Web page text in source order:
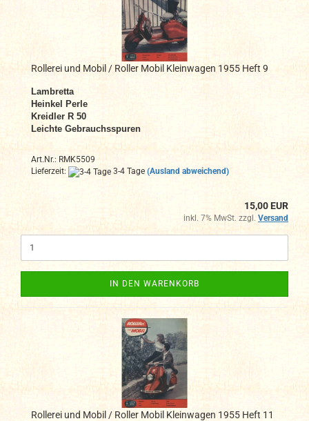
Rollerei und Mobil / Roller Mobil Kleinwagen 1955 Heft 9
Lambretta
Heinkel Perle
Kreidler R 50
Leichte Gebrauchsspuren
Art.Nr.: RMK5509
Lieferzeit:
3-4 Tage (Ausland abweichend)
15,00 EUR
inkl. 7% MwSt. zzgl. Versand
IN DEN WARENKORB
Rollerei und Mobil / Roller Mobil Kleinwagen 1955 Heft 11